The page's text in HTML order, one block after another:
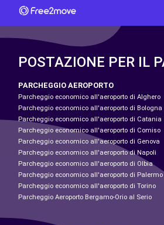
POSTAZIONE PER IL
PARCHEGGIO AEROPORTO
Parcheggio economico all'aeroporto di Alghero
Parcheggio economico all'aeroporto di Bologna
Parcheggio economico all'aeroporto di Catania
Parcheggio economico all'aeroporto di Comiso
Parcheggio economico all'aeroporto di Genova
Parcheggio economico all'aeroporto di Napoli
Parcheggio economico all'aeroporto di Olbia
Parcheggio economico all'aeroporto di Palermo
Parcheggio economico all'aeroporto di Torino
Parcheggio Aeroporto Bergamo-Orio al Serio